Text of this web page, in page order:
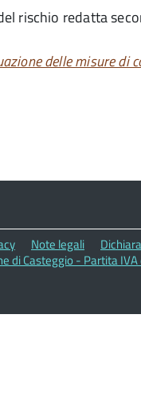
rischio redatta
delle misure
Note legali
di Casteggio - Partita